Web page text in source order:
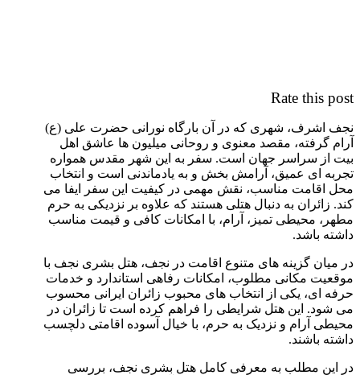
Rate this post
نجف اشرف، شهری که در آن بارگاه نورانی حضرت علی (ع)
آرام گرفته، مقصد معنوی و روحانی میلیون ها عاشق اهل
بیت از سراسر جهان است. سفر به این شهر مقدس همواره
تجربه ای عمیق، آرامش بخش و به یادماندنی است و انتخاب
محل اقامت مناسب، نقش مهمی در کیفیت این سفر ایفا می
کند. زائران به دنبال هتلی هستند که علاوه بر نزدیکی به حرم
مطهر، محیطی تمیز، آرام، با امکانات کافی و قیمت مناسب
داشته باشد.
در میان گزینه های متنوع اقامت در نجف، هتل بشری نجف با
موقعیت مکانی مطلوب، امکانات رفاهی استاندارد و خدمات
حرفه ای، یکی از انتخاب های محبوب زائران ایرانی محسوب
می شود. این هتل شرایطی را فراهم کرده است تا زائران در
محیطی آرام و نزدیک به حرم، با خیال آسوده اقامتی دلچسب
داشته باشند.
در این مطلب به معرفی کامل هتل بشری نجف، بررسی